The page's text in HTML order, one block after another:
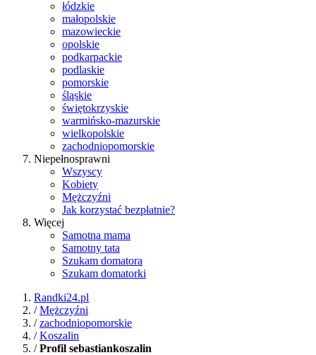
łódzkie
małopolskie
mazowieckie
opolskie
podkarpackie
podlaskie
pomorskie
śląskie
świętokrzyskie
warmińsko-mazurskie
wielkopolskie
zachodniopomorskie
Niepełnosprawni
Wszyscy
Kobiety
Mężczyźni
Jak korzystać bezpłatnie?
Więcej
Samotna mama
Samotny tata
Szukam domatora
Szukam domatorki
Randki24.pl
/Mężczyźni
/zachodniopomorskie
/Koszalin
/Profil sebastiankoszalin